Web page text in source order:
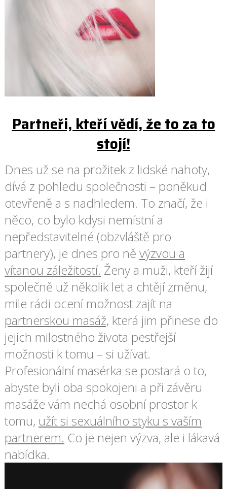
Partneři, kteří vědí, že to za to
stojí!
Dnes už se na prožitek z lidské nahoty,
dívá z pohledu společnosti – poněkud
otevřeně a s nadhledem. To značí, že i
něco, co bylo kdysi nemístní a
nepředstavitelné (obzvláště pro
partnery), je dnes pro ně výzvou a
vítanou záležitostí. Ženy a muži, kteří žijí
společně už několik let a chtějí změnu,
mile rádi ocení možnost zajít na
partnerskou masáž, která jim přinese do
jejich milostného života pestřejší
možnosti k tomu – si užívat.
Profesionální masérka se postará o to,
abyste byli oba spokojeni a při závěru
masáže vám nechá osobní prostor k
tomu, užít si sexuálního styku s vaším
partnerem. Co je nejen výzva, ale i lákavá
nabídka.